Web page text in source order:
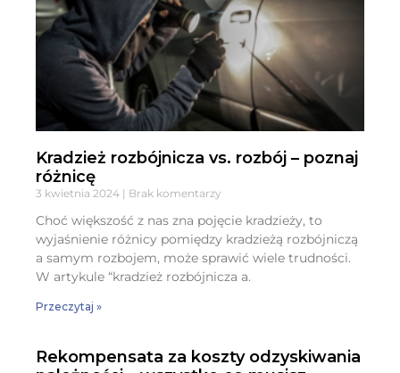
Kradzież rozbójnicza vs. rozbój – poznaj
różnicę
3 kwietnia 2024 Brak komentarzy
Choć większość z nas zna pojęcie kradzieży, to
wyjaśnienie różnicy pomiędzy kradzieżą rozbójniczą
a samym rozbojem, może sprawić wiele trudności.
W artykule “kradzież rozbójnicza a.
Przeczytaj »
Rekompensata za koszty odzyskiwania